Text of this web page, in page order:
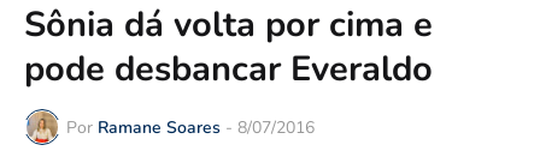
Sônia dá volta por cima e
pode desbancar Everaldo
Por Ramane Soares - 8/07/2016